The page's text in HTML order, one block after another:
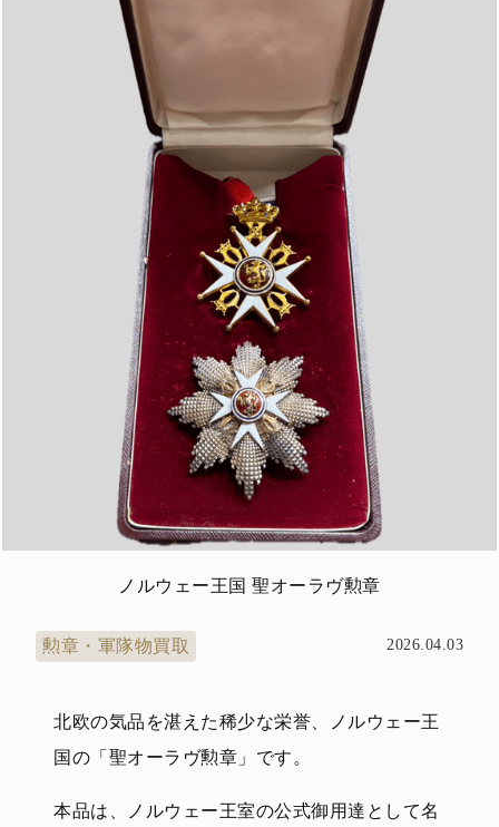
ノルウェー王国 聖オーラヴ勲章
勲章・軍隊物買取 2026.04.03
北欧の気品を湛えた稀少な栄誉、ノルウェー王
国の「聖オーラヴ勲章」です。
本品は、ノルウェー王室の公式御用達として名